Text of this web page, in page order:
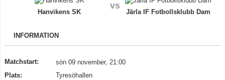
Info Järla IF Dam
Dokument
Hanvikens SK
vs
Järla IF Fotbollsklubb Dam
INFORMATION
Matchstart:
sön 09 november, 21:00
Plats:
Tyresöhallen